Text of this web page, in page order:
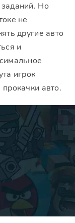
Но
не
другие авто
и
игрок
авто.